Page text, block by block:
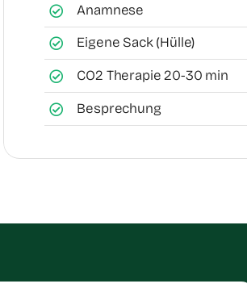
Anamnese
Eigene Sack (Hülle)
CO2 Therapie 20-30 min
Besprechung